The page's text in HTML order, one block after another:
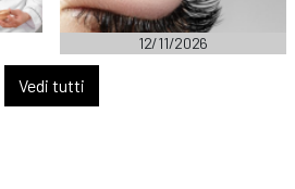
12/11/2026
Vedi tutti